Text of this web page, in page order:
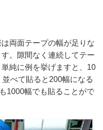
両面テープの幅が足りな
。隙間なく連続してテー
純に例を挙げますと、10
べて貼ると200幅になる
1000幅でも貼ることがで